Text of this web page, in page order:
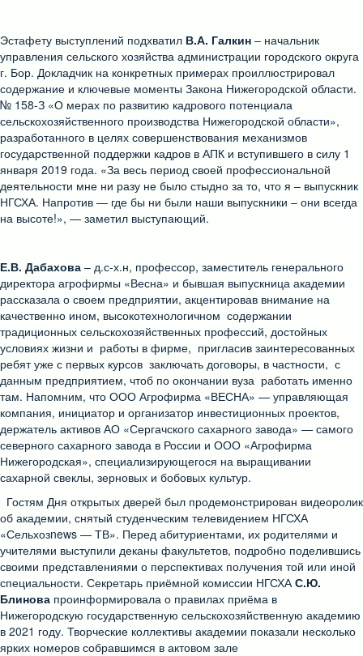
Эстафету выступлений подхватил В.А. Галкин – начальник
управления сельского хозяйства администрации городского округа
г. Бор. Докладчик на конкретных примерах проиллюстрировал
содержание и ключевые моменты Закона Нижегородской области.
№ 158-З «О мерах по развитию кадрового потенциала
сельскохозяйственного производства Нижегородской области»,
разработанного в целях совершенствования механизмов
государственной поддержки кадров в АПК и вступившего в силу 1
января 2019 года. «За весь период своей профессиональной
деятельности мне ни разу не было стыдно за то, что я – выпускник
НГСХА. Напротив — где бы ни были наши выпускники – они всегда
на высоте!», — заметил выступающий.
Е.В. Дабахова – д.с-х.н, профессор, заместитель генерального
директора агрофирмы «Весна» и бывшая выпускница академии
рассказала о своем предприятии, акцентировав внимание на
качественно ином, высокотехнологичном содержании
традиционных сельскохозяйственных профессий, достойных
условиях жизни и работы в фирме, пригласив заинтересованных
ребят уже с первых курсов заключать договоры, в частности, с
данным предприятием, чтоб по окончании вуза работать именно
там. Напомним, что ООО Агрофирма «ВЕСНА» — управляющая
компания, инициатор и организатор инвестиционных проектов,
держатель активов АО «Сергачского сахарного завода» — самого
северного сахарного завода в России и ООО «Агрофирма
Нижегородская», специализирующегося на выращивании
сахарной свеклы, зерновых и бобовых культур.
Гостям Дня открытых дверей был продемонстрирован видеоролик
об академии, снятый студенческим телевидением НГСХА
«Сельхозnews — ТВ». Перед абитуриентами, их родителями и
учителями выступили деканы факультетов, подробно поделившись
своими представлениями о перспективах получения той или иной
специальности. Секретарь приёмной комиссии НГСХАС.Ю.
Блинова проинформировала о правилах приёма в
Нижегородскую государственную сельскохозяйственную академию
в 2021 году. Творческие коллективы академии показали несколько
ярких номеров собравшимся в актовом зале